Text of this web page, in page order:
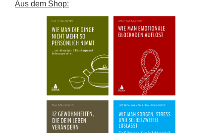
Aus dem Shop: